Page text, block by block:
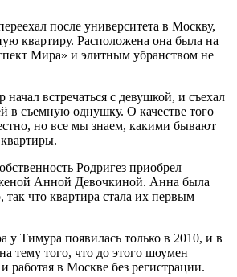
после университета в Москву,
квартиру. Расположена она была на
Мира» и элитным убранством не
встречаться с девушкой, и съехал
в съемную однушку. О качестве того
но все мы знаем, какими бывают
Родригез приобрел
Анной Девочкиной. Анна была
так что квартира стала их первым
у Тимура появилась только в 2010, и в
тему того, что до этого шоумен
работая в Москве без регистрации.